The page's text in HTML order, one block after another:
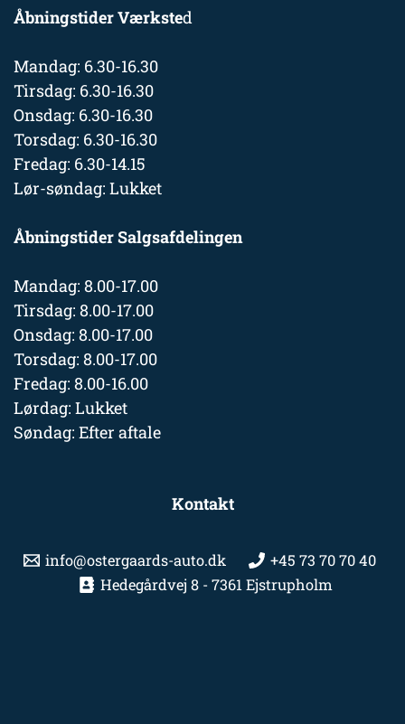
Åbningstider Værksted
Mandag: 6.30-16.30
Tirsdag: 6.30-16.30
Onsdag: 6.30-16.30
Torsdag: 6.30-16.30
Fredag: 6.30-14.15
Lør-søndag: Lukket
Åbningstider Salgsafdelingen
Mandag: 8.00-17.00
Tirsdag: 8.00-17.00
Onsdag: 8.00-17.00
Torsdag: 8.00-17.00
Fredag: 8.00-16.00
Lørdag: Lukket
Søndag: Efter aftale
Kontakt
info@ostergaards-auto.dk
+45 73 70 70 40
Hedegårdvej 8 - 7361 Ejstrupholm